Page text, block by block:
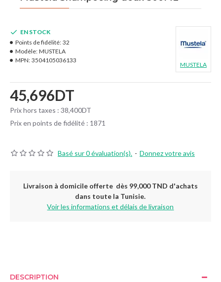
Basé sur 0 évaluation(s). - Donnez votre avis
45,696DT
Prix hors taxes : 38,400DT
Prix en points de fidélité : 1871
EN STOCK
Points de fidélité: 32
Modèle: MUSTELA
MPN: 3504105036133
MUSTELA
Livraison à domicile offerte dès 99,000 TND d'achats
dans toute la Tunisie.
Voir les informations et délais de livraison
DESCRIPTION